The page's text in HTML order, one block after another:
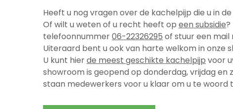
Heeft u nog vragen over de kachelpijp die u in
Of wilt u weten of u recht heeft op een subsidie?
telefoonnummer06-22326295 of stuur een mail
Uiteraard bent u ook van harte welkom in onze
U kunt hierde meest geschikte kachelpijp voor
showroom is geopend op donderdag, vrijdag en
staan medewerkers voor u klaar om u te woord